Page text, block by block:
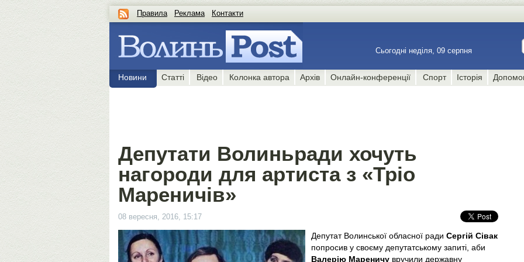
Правила Реклама Контакти
Сьогодні неділя, 09 серпня
Новини Статті Відео Колонка автора Архів Онлайн-конференції Спорт Історія
Депутати Волиньради хочуть
нагороди для артиста з «Тріо
Мареничів»
08 вересня, 2016, 15:17
Депутат Волинської обласної ради Сергій Сівак
попросив у своєму депутатському запиті, аби
Валерію Мареничу вручили державну